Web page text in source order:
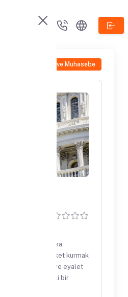
Vergi ve Muhasebe
ve global marka
için şirket kurmak
olarak şirket türü ve eyalet
yasal ve verimli bir